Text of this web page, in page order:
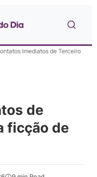
Imediatos de Terceiro
de
ficção de